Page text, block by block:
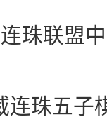
联盟中
珠五子